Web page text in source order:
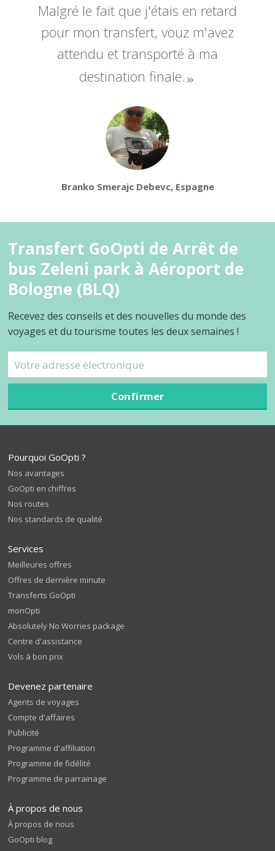
Malgré le fait que j'étais en retard
pour mon transfert, vouz m'avez
attendu et transporté à ma
destination finale.
Branko Smerajc Debevc, Espagne
Transfert GoOpti de Arrêt de
bus Zeleni park à Aéroport de
Bologne (BLQ)
Recevez des conseils et des nouvelles du monde des
voyages et du tourisme toutes les deux semaines !
Confirmer
Pourquoi GoOpti ?
Nos avantages
GoOpti en chiffres
Nos routes
Nos standards de qualité
Services
Meilleures offres
Offres de dernière minute
Transferts GoOpti
monOpti
Absolutely No Worries package
Centre d'assistance
Vols à bon prix
Devenez partenaire
Agents de voyages
Compte d'affaires
Publicité
Programme d'affiliation
Programme de fidélité
Programme de parrainage
À propos de nous
À propos de nous
GoOpti blog